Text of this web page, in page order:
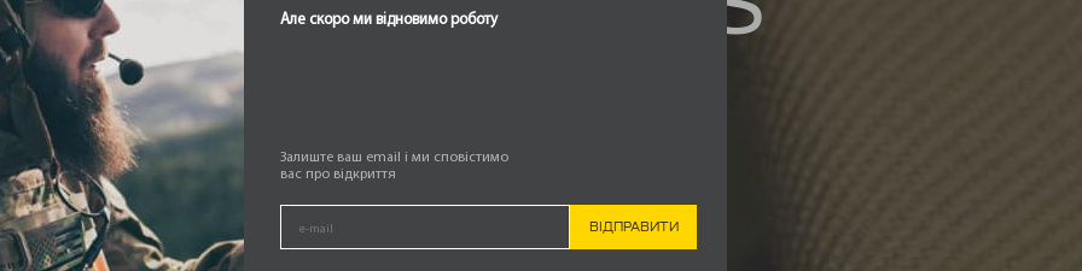
Але скоро ми відновимо роботу
Залиште ваш email і ми сповістимо
вас про відкриття